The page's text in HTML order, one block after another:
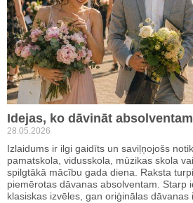
Idejas, ko dāvināt absolventam
28.05.2026
Izlaidums ir ilgi gaidīts un saviļņojošs
pamatskola, vidusskola, mūzikas skola
spilgtākā mācību gada diena. Raksta
piemērotas dāvanas absolventam. Starp
klasiskas izvēles, gan oriģinālas dāvanas